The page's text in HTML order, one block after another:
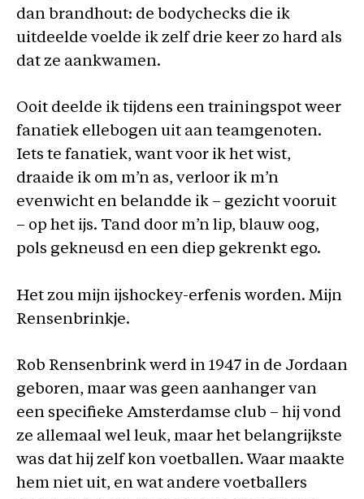
dan brandhout: de bodychecks die ik
uitdeelde voelde ik zelf drie keer zo hard als
dat ze aankwamen.
Ooit deelde ik tijdens een trainingspot weer
fanatiek ellebogen uit aan teamgenoten.
Iets te fanatiek, want voor ik het wist,
draaide ik om m’n as, verloor ik m’n
evenwicht en belandde ik – gezicht vooruit
– op het ijs. Tand door m’n lip, blauw oog,
pols gekneusd en een diep gekrenkt ego.
Het zou mijn ijshockey-erfenis worden. Mijn
Rensenbrinkje.
Rob Rensenbrink werd in 1947 in de Jordaan
geboren, maar was geen aanhanger van
een specifieke Amsterdamse club – hij vond
ze allemaal wel leuk, maar het belangrijkste
was dat hij zelf kon voetballen. Waar maakte
hem niet uit, en wat andere voetballers